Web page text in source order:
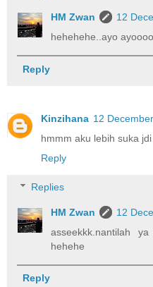
HM Zwan
12
hehehehe..ayo
Reply
Kinzihana 12
hmmm aku lebih suka
Reply
Replies
HM Zwan
12
asseekkk.nantilah
hehehe
Reply